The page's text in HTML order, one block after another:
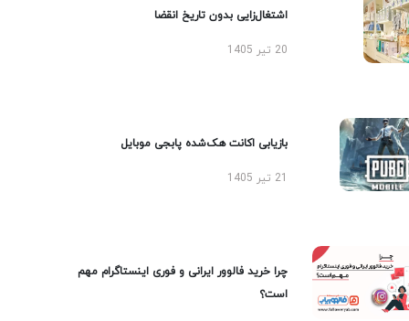
اشتغال‌زایی بدون تاریخ انقضا
20 تیر 1405
بازیابی اکانت هک‌شده پابجی موبایل
چرا خرید فالوور ایرانی و فوری اینستاگرام مهم
است؟